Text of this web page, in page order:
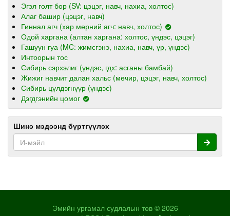
Эгэл голт бор (SV: цэцэг, навч, нахиа, холтос)
Алаг башир (цэцэг, навч)
Гиннал агч (хар мөрний агч: навч, холтос)
Одой харгана (алтан харгана: холтос, үндэс, цэцэг)
Гашуун гуа (MC: жимсгэнэ, нахиа, навч, үр, үндэс)
Интоорын тос
Сибирь сэрхэлиг (үндэс, гдх: асганы бамбай)
Жижиг навчит далан хальс (мөчир, цэцэг, навч, холтос)
Сибирь цүлдэгнүүр (үндэс)
Дэгдгэнийн цомог
Шинэ мэдээнд бүртгүүлэх
Эмийн ургамал судлалын төв © 2026